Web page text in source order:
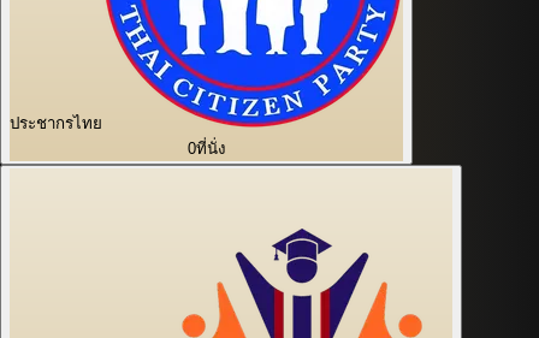
ประชากรไทย
0ที่นั่ง